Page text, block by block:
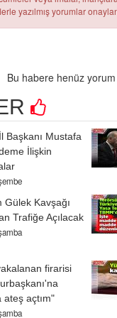
yazılmış yorumlar
Bu habere henüz
Başkanı Mustafa
İlişkin
Gülek Kavşağı
Trafiğe Açılacak
firarisi
ateş açtım"